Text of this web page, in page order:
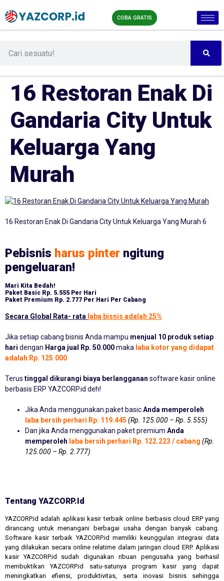
COBA GRATIS
16 Restoran Enak Di
Gandaria City Untuk
Keluarga Yang
Murah
16 Restoran Enak Di Gandaria City Untuk Keluarga Yang Murah 6
Pebisnis harus pinter ngitung
pengeluaran!
Mari Kita Bedah!
Paket Basic Rp. 5.555 Per Hari
Paket Premium Rp. 2.777 Per Hari Per Cabang
Secara Global Rata- rata laba bisnis adalah 25%
Jika setiap cabang bisnis Anda mampu menjual 10 produk setiap
hari dengan Harga jual Rp. 50.000maka laba kotor yang didapat
adalah Rp. 125.000
Terus tinggal dikurangi biaya berlangganan software kasir online
berbasis ERP YAZCORP.id deh!
Jika Anda menggunakan paket basicAnda memperoleh
laba bersih perhari Rp. 119.445 (Rp. 125.000 – Rp. 5.555)
Dan jika Anda menggunakan paket premium Anda
memperoleh laba bersih perhari Rp. 122.223 / cabang (Rp.
125.000 – Rp. 2.777)
Tentang YAZCORP.id
YAZCORP.id adalah aplikasi kasir terbaik online berbasis cloud ERP yang
dirancang untuk menangani berbagai usaha dengan banyak cabang.
Software kasir terbaik YAZCORP.id memiliki keunggulan integrasi data
yang dilakukan secara online relatime dalam jaringan cloud ERP. Aplikasi
kasir YAZCORP.id sudah digunakan ribuan pengusaha yang berhasil
membuktikan YAZCORP.id satu-satunya program kasir yang dapat
meningkatkan efiensi, produktivitas, serta inovasi bisnis sehingga